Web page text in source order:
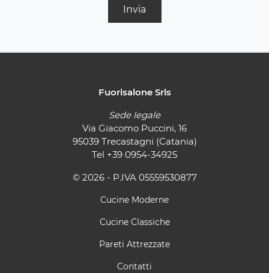
Invia
Fuorisalone Srls
Sede legale
Via Giacomo Puccini, 16
95039 Trecastagni (Catania)
Tel +39 0954-34925
© 2026 - P.IVA 05559530877
Cucine Moderne
Cucine Classiche
Pareti Attrezzate
Contatti